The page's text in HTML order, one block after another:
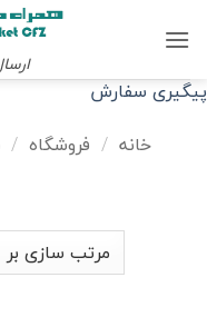
پیگیری سفارش
خانه / فروشگاه /